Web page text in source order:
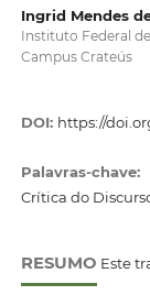
Ingrid Mendes
Instituto Federal
Campus Crateús
DOI: https://
Palavras-chave:
Crítica do
RESUMO Este